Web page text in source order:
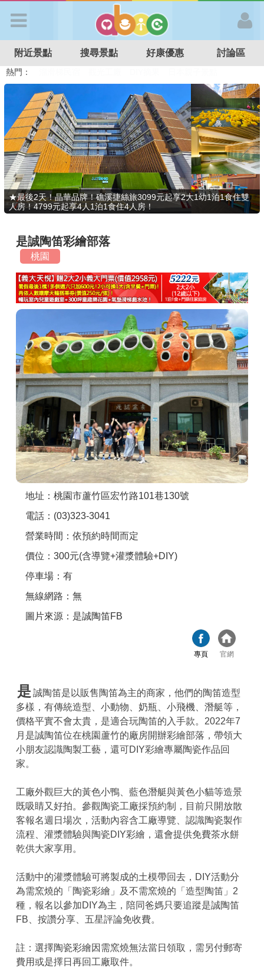
APP登入
首 頁
搜尋景點
好康優惠
最新消息
最新留言
商家合作
討論區
聯絡我們
APP下載
附近景點 搜尋景點 好康優惠 討論區
熱門：
特色遊戲場
親子住房優惠 台北親子餐廳 溫泉泡湯SPA
★最後2天！晶華品牌！礁溪捷絲旅3099元起享2大1幼1泊1食住雙
人房！4799元起享4人1泊1食住4人房！
是誠陶笛彩繪部落
桃園
地址：桃園市蘆竹區宏竹路101巷130號
電話：(03)323-3041
營業時間：依預約時間而定
價位：300元(含導覽+灌漿體驗+DIY)
停車場：有
無線網路：無
圖片來源：是誠陶笛FB
專頁 官網
是 誠陶笛是以販售陶笛為主的商家，他們的陶笛造型
多樣，有傳統造型、小動物、奶瓶、小飛機、潛艇等，
價格平實不會太貴，是適合玩陶笛的入手款。2022年7
月是誠陶笛位在桃園蘆竹的廠房開辦彩繪部落，帶領大
小朋友認識陶製工藝，還可DIY彩繪專屬陶瓷作品回
家。
工廠外觀巨大的黃色小鴨、藍色潛艇與黃色小貓等造景
既吸睛又好拍。參觀陶瓷工廠採預約制，目前只開放散
客報名週日場次，活動內容含工廠導覽、認識陶瓷製作
流程、灌漿體驗與陶瓷DIY彩繪，還會提供免費茶水餅
乾供大家享用。
活動中的灌漿體驗可將製成的土模帶回去，DIY活動分
為需窯燒的「陶瓷彩繪」及不需窯燒的「造型陶笛」2
種，報名以參加DIY為主，陪同爸媽只要追蹤是誠陶笛
FB、按讚分享、五星評論免收費。
註：選擇陶瓷彩繪因需窯燒無法當日領取，需另付郵寄
費用或是擇日再回工廠取件。